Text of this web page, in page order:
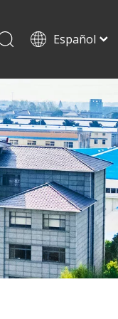
Español
Français
Pусский
日本語
한국어